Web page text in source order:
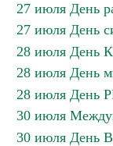
27 июля День
27 июля День
28 июля День
28 июля День
28 июля День
30 июля
30 июля День